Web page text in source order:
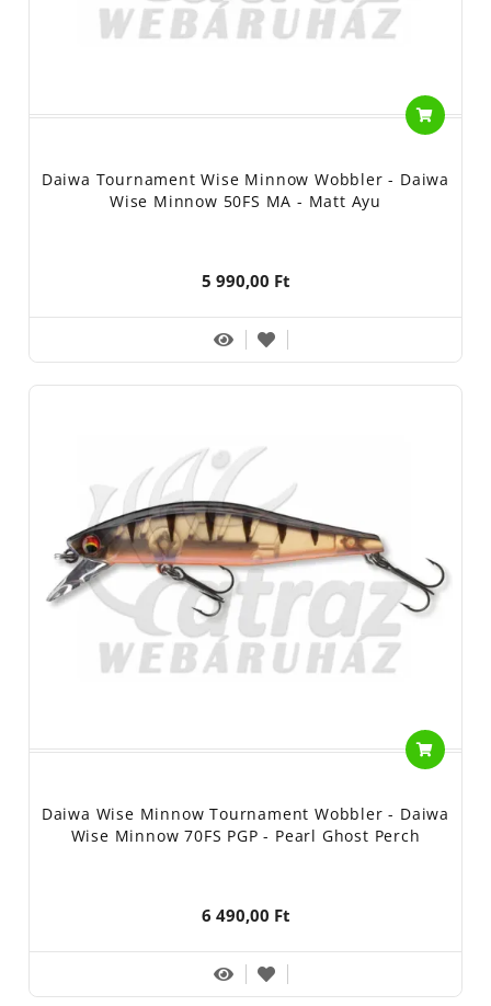
Daiwa Tournament Wise Minnow Wobbler - Daiwa
Wise Minnow 50FS MA - Matt Ayu
5 990,00 Ft
Daiwa Wise Minnow Tournament Wobbler - Daiwa
Wise Minnow 70FS PGP - Pearl Ghost Perch
6 490,00 Ft